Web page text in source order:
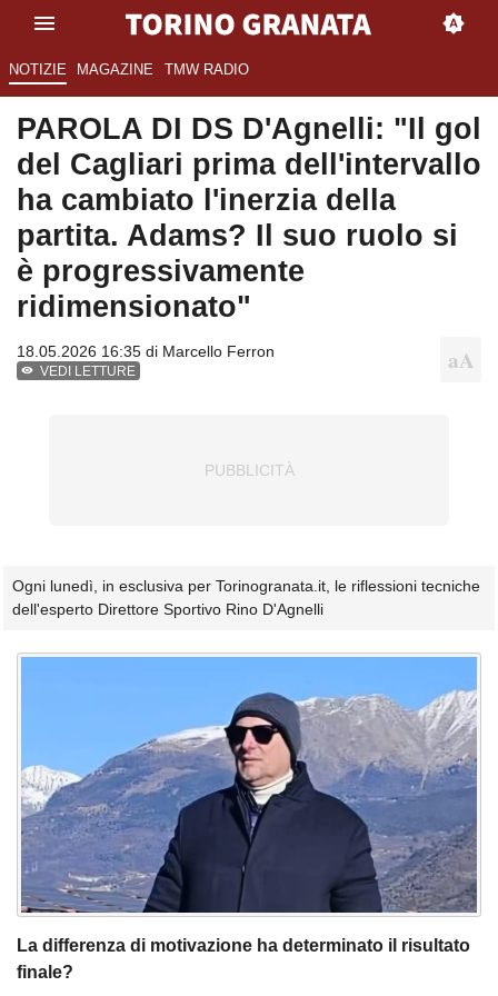
NOTIZIE MAGAZINE TMW RADIO
PAROLA DI DS D'Agnelli: "Il gol
del Cagliari prima dell'intervallo
ha cambiato l'inerzia della
partita. Adams? Il suo ruolo si
è progressivamente
ridimensionato"
18.05.2026 16:35 di Marcello Ferron
VEDI LETTURE
Ogni lunedì, in esclusiva per Torinogranata.it, le riflessioni tecniche
dell'esperto Direttore Sportivo Rino D'Agnelli
La differenza di motivazione ha determinato il risultato
finale?